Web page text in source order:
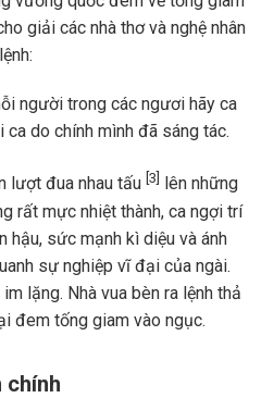
giải các nhà thơ và nghệ nhân
người trong các ngươi hãy ca
ca do chính mình đã sáng tác.
lượt đua nhau tấu [3]
lên những
rất mực nhiệt thành, ca ngợi trí
hậu, sức mạnh kì diệu và ánh
sự nghiệp vĩ đại của ngài.
lặng. Nhà vua bèn ra lệnh thả
đem tống giam vào ngục.
chính